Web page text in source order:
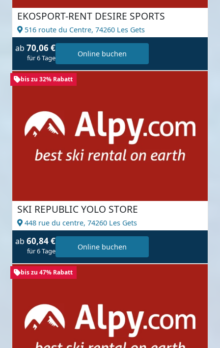
EKOSPORT-RENT DESIRE SPORTS
516 route du Centre, 74260 Les Gets
ab 70,06 €
für 6 Tage Online buchen
bis zu 32% Rabatt
SKI REPUBLIC YOLO STORE
448 rue du centre, 74260 Les Gets
ab 60,84 €
für 6 Tage Online buchen
bis zu 47% Rabatt